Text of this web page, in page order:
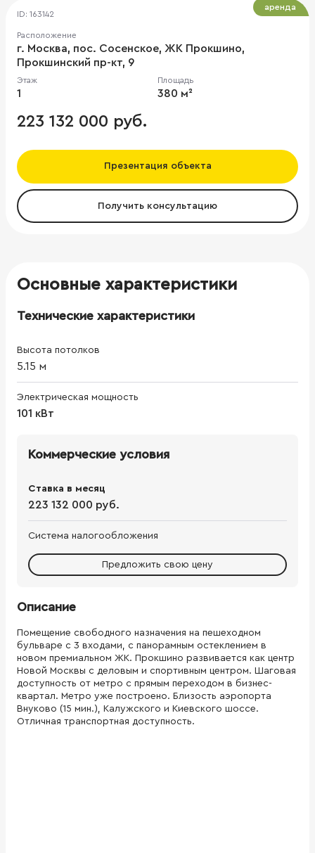
ID: 163142
Расположение
г. Москва, пос. Сосенское, ЖК Прокшино,
Прокшинский пр-кт, 9
Этаж
1
Площадь
380 м²
223 132 000 руб.
Презентация объекта
Получить консультацию
аренда
Основные характеристики
Технические характеристики
Высота потолков
5.15 м
Электрическая мощность
101 кВт
Коммерческие условия
Ставка в месяц
223 132 000 руб.
Система налогообложения
Предложить свою цену
Описание
Помещение свободного назначения на пешеходном
бульваре с 3 входами, с панорамным остеклением в
новом премиальном ЖК. Прокшино развивается как центр
Новой Москвы с деловым и спортивным центром. Шаговая
доступность от метро с прямым переходом в бизнес-
квартал. Метро уже построено. Близость аэропорта
Внуково (15 мин.), Калужского и Киевского шоссе.
Отличная транспортная доступность.